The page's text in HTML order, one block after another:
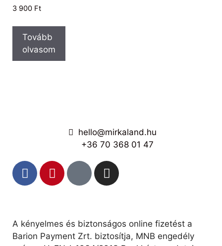
3 900 Ft
Tovább
olvasom
hello@mirkaland.hu
+36 70 368 01 47
A kényelmes és biztonságos online fizetést a
Barion Payment Zrt. biztosítja, MNB engedély